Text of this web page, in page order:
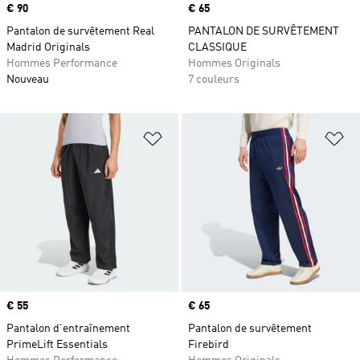
Prix
€ 90
Pantalon de survêtement Real
Madrid Originals
Hommes Performance
Nouveau
Prix
€ 65
PANTALON DE SURVÊTEMENT
CLASSIQUE
Hommes Originals
7 couleurs
Ajouter à la Liste de produits
Prix
€ 55
Pantalon d’entraînement
PrimeLift Essentials
Prix
€ 65
Pantalon de survêtement
Firebird